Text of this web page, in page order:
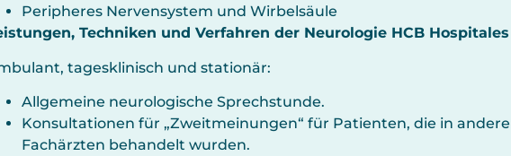
Peripheres Nervensystem und Wirbelsäule
Techniken und Verfahren der Neurologie HCB Hospitales
tagesklinisch und stationär:
Allgemeine neurologische Sprechstunde.
Konsultationen für „Zweitmeinungen“ für Patienten, die in
Fachärzten behandelt wurden.